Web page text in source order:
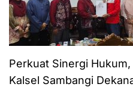
Perkuat Sinergi Hukum,
Kalsel Sambangi